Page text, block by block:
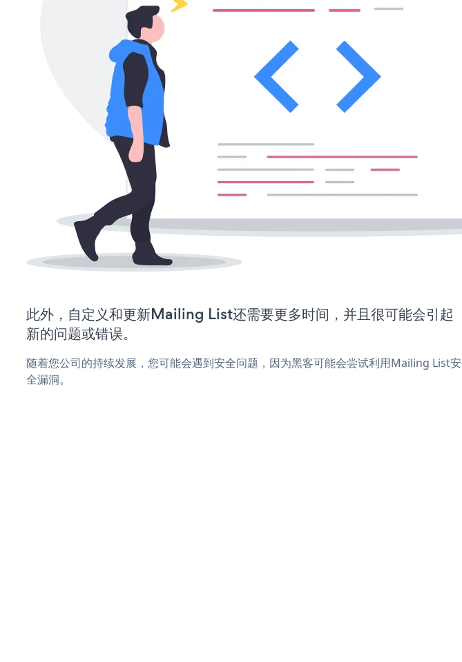
此外，自定义和更新Mailing List还需要更多时间，并且很可能会引起
新的问题或错误。
随着您公司的持续发展，您可能会遇到安全问题，因为黑客可能会尝试利用Mailing List安
全漏洞。